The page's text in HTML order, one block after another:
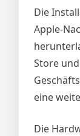
Die
Apple-
Store
eine
Die